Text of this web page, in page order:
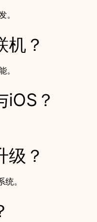
。
机？
。
iOS？
级？
。